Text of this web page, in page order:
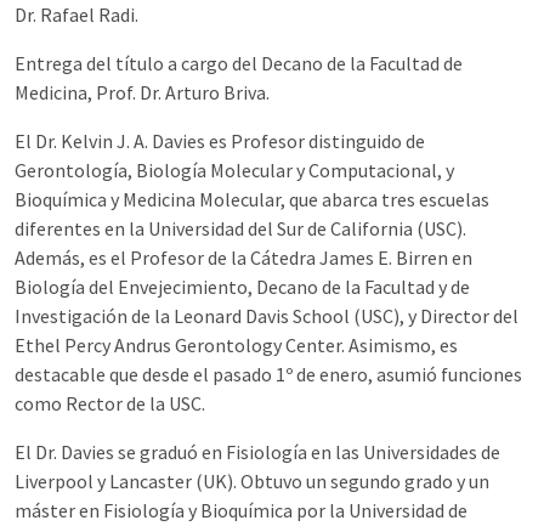
Dr. Rafael Radi.
Entrega del título a cargo del Decano de la Facultad de
Medicina, Prof. Dr. Arturo Briva.
El Dr. Kelvin J. A. Davies es Profesor distinguido de
Gerontología, Biología Molecular y Computacional, y
Bioquímica y Medicina Molecular, que abarca tres escuelas
diferentes en la Universidad del Sur de California (USC).
Además, es el Profesor de la Cátedra James E. Birren en
Biología del Envejecimiento, Decano de la Facultad y de
Investigación de la Leonard Davis School (USC), y Director del
Ethel Percy Andrus Gerontology Center. Asimismo, es
destacable que desde el pasado 1º de enero, asumió funciones
como Rector de la USC.
El Dr. Davies se graduó en Fisiología en las Universidades de
Liverpool y Lancaster (UK). Obtuvo un segundo grado y un
máster en Fisiología y Bioquímica por la Universidad de